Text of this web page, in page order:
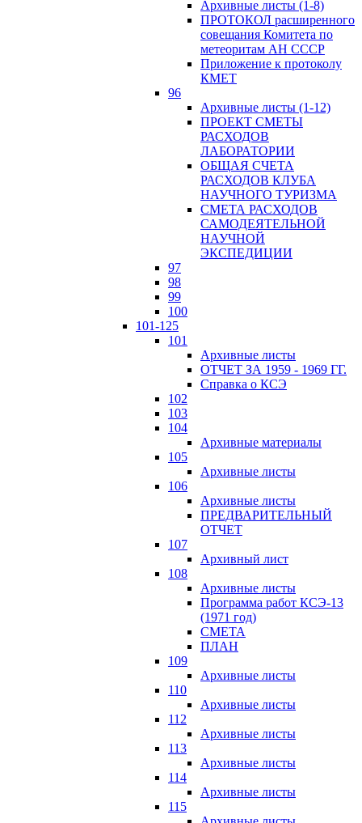
Архивные листы (1-8)
ПРОТОКОЛ расширенного
совещания Комитета по
метеоритам АН СССР
Приложение к протоколу
КМЕТ
96
Архивные листы (1-12)
ПРОЕКТ СМЕТЫ
РАСХОДОВ
ЛАБОРАТОРИИ
ОБЩАЯ СЧЕТА
РАСХОДОВ КЛУБА
НАУЧНОГО ТУРИЗМА
СМЕТА РАСХОДОВ
САМОДЕЯТЕЛЬНОЙ
НАУЧНОЙ
ЭКСПЕДИЦИИ
97
98
99
100
101-125
101
Архивные листы
ОТЧЕТ ЗА 1959 - 1969 ГГ.
Справка о КСЭ
102
103
104
Архивные материалы
105
Архивные листы
106
Архивные листы
ПРЕДВАРИТЕЛЬНЫЙ
ОТЧЕТ
107
Архивный лист
108
Архивные листы
Программа работ КСЭ-13
(1971 год)
СМЕTA
ПЛАН
109
Архивные листы
110
Архивные листы
112
Архивные листы
113
Архивные листы
114
Архивные листы
115